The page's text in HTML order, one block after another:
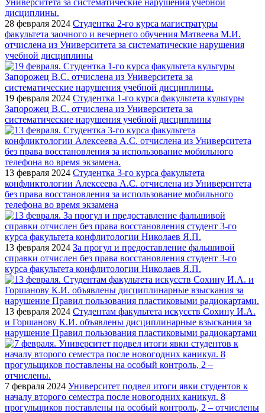
28 февраля 2024 Студентка 2-го курса магистратуры
факультета заочного и вечернего обучения Матвеева М.И.
отчислена из Университета за систематические нарушения
учебной дисциплины
19 февраля 2024 Студентка 1-го курса факультета культуры
Запорожец В.С. отчислена из Университета за
систематические нарушения учебной дисциплины
13 февраля 2024 Студентка 3-го курса факультета
конфликтологии Алексеева А.С. отчислена из Университета
без права восстановления за использование мобильного
телефона во время экзамена
13 февраля 2024 За прогул и предоставление фальшивой
справки отчислен без права восстановления студент 3-го
курса факультета конфлитологии Николаев Я.П.
13 февраля 2024 Студентам факультета искусств Сохину И.А.
и Горшанову К.И. объявлены дисциплинарные взыскания за
нарушение Правил пользования пластиковыми радиокартами
7 февраля 2024 Университет подвел итоги явки студентов к
началу второго семестра после новогодних каникул. 8
прогульщиков поставлены на особый контроль, 2 – отчислены